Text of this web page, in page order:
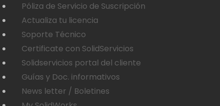
Póliza de Servicio de Suscripción
Actualiza tu licencia
Soporte Técnico
Certificate con SolidServicios
Solidservicios portal del cliente
Guías y Doc. informativos
News letter / Boletines